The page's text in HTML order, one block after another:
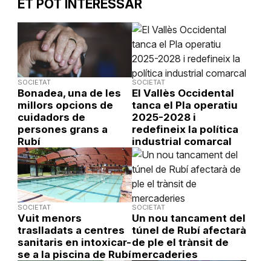
ET POT INTERESSAR
SOCIETAT
Bonadea, una de les
millors opcions de
cuidadors de
persones grans a
Rubí
SOCIETAT
El Vallès Occidental
tanca el Pla operatiu
2025-2028 i
redefineix la política
industrial comarcal
SOCIETAT
Vuit menors
traslladats a centres
sanitaris en intoxicar-
se a la piscina de Rubí
SOCIETAT
Un nou tancament del
túnel de Rubí afectarà
de ple el trànsit de
mercaderies